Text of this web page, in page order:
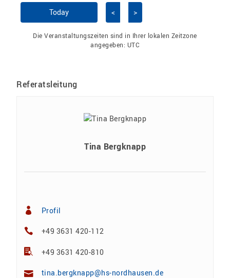
Kalender überspringen
Today < >
Die Veranstaltungszeiten sind in Ihrer lokalen Zeitzone
angegeben: UTC
Referatsleitung
Tina Bergknapp
Profil
+49 3631 420-112
+49 3631 420-810
tina.bergknapp@hs-nordhausen.de